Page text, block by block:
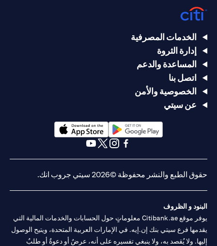
الخدمات المصرفية
إدارة الثروة
المساعدة والدعم
اتصل بنا
الخصوصية والأمن
عن سيتي
(opens in a new tab)
حقوق الطبع والنشر محفوظة ©2026 سيتي جروب انك.
البنود و الظروف
يوفر موقع Citibank.ae معلوماتٍ حول الحسابات والخدمات المالية التي
يقدمها فرع سيتي بنك إن.إيه. في الإمارات العربية المتحدة، ويتيح الوصول
إليها. ولا يُقصد به، ولا ينبغي تفسيره على أنه، عرضٌ أو دعوةٌ أو طلبٌ